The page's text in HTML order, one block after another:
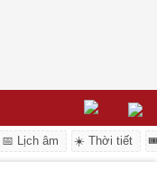
📅 Lịch âm ☀️ Thời tiết